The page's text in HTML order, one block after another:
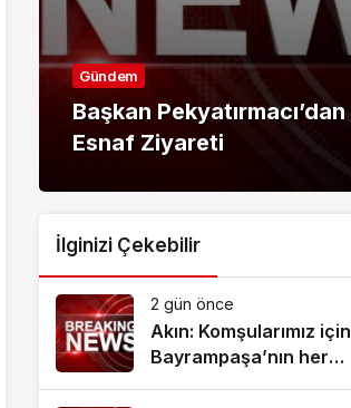
Gündem
Başkan Pekyatırmacı’dan
Esnaf Ziyareti
İlginizi Çekebilir
2 gün önce
Akın: Komşularımız için
Bayrampaşa’nın her